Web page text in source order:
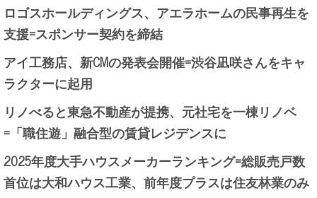
ロゴスホールディングス、アエラホームの民事再生を
支援=スポンサー契約を締結
アイ工務店、新CMの発表会開催=渋谷凪咲さんをキャ
ラクターに起用
リノべると東急不動産が提携、元社宅を一棟リノベ
=「職住遊」融合型の賃貸レジデンスに
2025年度大手ハウスメーカーランキング=総販売戸数
首位は大和ハウス工業、前年度プラスは住友林業のみ